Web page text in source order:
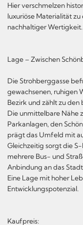
Hier verschmelzen
luxuriöse Materialität
nachhaltiger Wertigkeit.
Lage – Zwischen
Die Strohberggasse
gewachsenen, ruhigen
Bezirk und zählt zu
Die unmittelbare Nähe
Parkanlagen, den
prägt das Umfeld mit
Gleichzeitig sorgt die
mehrere Bus- und
Anbindung an das
Eine Lage mit hoher
Entwicklungspotenzial.
Kaufpreis: